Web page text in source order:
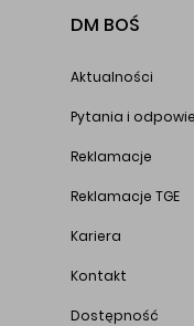
DM BOŚ
Aktualności
Pytania i
Reklamacje
Reklamacje TGE
Kariera
Kontakt
Dostępność